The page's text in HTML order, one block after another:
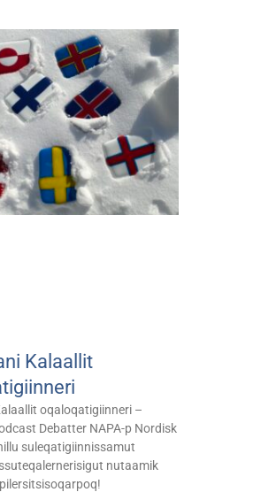
Kalaallit
oqaloqatigiinneri –
Debatter NAPA-p Nordisk
suleqatigiinnissamut
nutaamik